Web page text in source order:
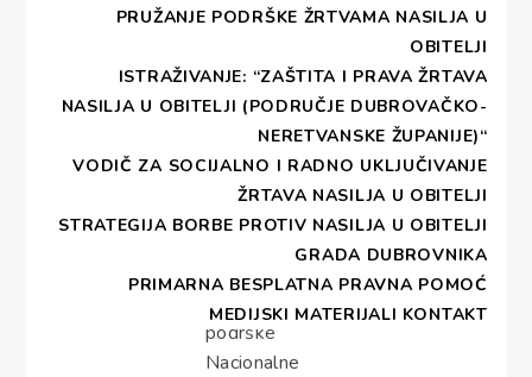
PRUŽANJE PODRŠKE ŽRTVAMA NASILJA U
OBITELJI
ISTRAŽIVANJE: “ZAŠTITA I PRAVA ŽRTAVA
NASILJA U OBITELJI (PODRUČJE DUBROVAČKO-
NERETVANSKE ŽUPANIJE)“
VODIČ ZA SOCIJALNO I RADNO UKLJUČIVANJE
ŽRTAVA NASILJA U OBITELJI
STRATEGIJA BORBE PROTIV NASILJA U OBITELJI
GRADA DUBROVNIKA
PRIMARNA BESPLATNA PRAVNA POMOĆ
MEDIJSKI MATERIJALI KONTAKT
Udruga
korisnik
institucionalne
podrške
Nacionalne